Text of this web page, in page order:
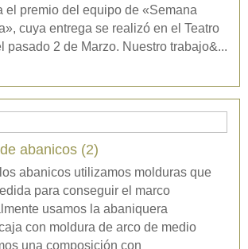
el premio del equipo de «Semana
cuya entrega se realizó en el Teatro
pasado 2 de Marzo. Nuestro trabajo&...
abanicos (2)
abanicos utilizamos molduras que
para conseguir el marco
usamos la abaniquera
con moldura de arco de medio
una composición con